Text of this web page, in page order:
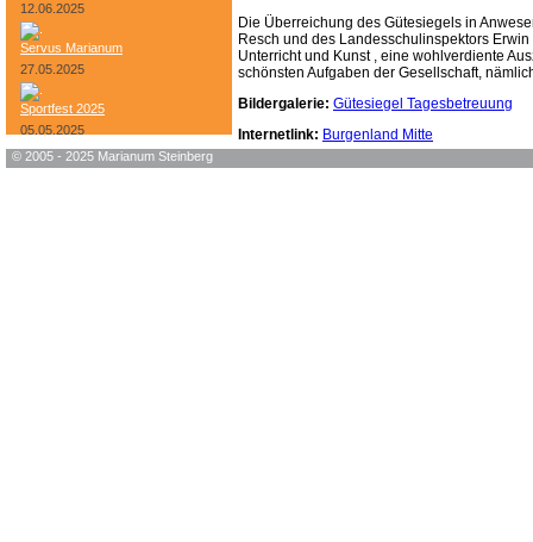
12.06.2025
Servus Marianum
27.05.2025
Sportfest 2025
05.05.2025
Bundesheer-Tag
Die Überreichung des Gütesiegels in
Resch und des Landesschulinspektors
Unterricht und Kunst , eine wohlverdiente
schönsten Aufgaben der Gesellschaft,
Bildergalerie: Gütesiegel Tagesbetreuung
Internetlink: Burgenland Mitte
© 2005 - 2025 Marianum Steinberg